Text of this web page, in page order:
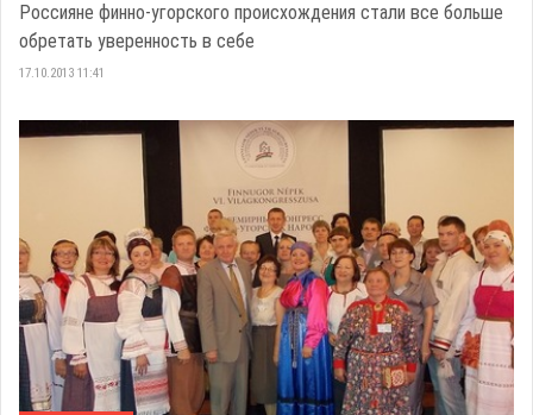
Россияне финно-угорского происхождения стали все больше
обретать уверенность в себе
17.10.2013 11:41